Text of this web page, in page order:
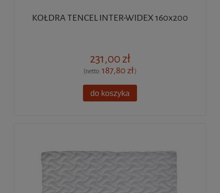
KOŁDRA TENCEL INTER-WIDEX 160x200
231,00 zł
(netto:187,80 zł)
do koszyka